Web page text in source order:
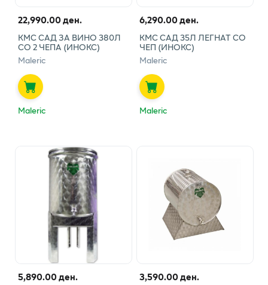
22,990.00 ден.
КМС САД ЗА ВИНО 380Л
СО 2 ЧЕПА (ИНОКС)
Maleric
Maleric
6,290.00 ден.
КМС САД 35Л ЛЕГНАТ СО
ЧЕП (ИНОКС)
Maleric
Maleric
5,890.00 ден. 3,590.00 ден.